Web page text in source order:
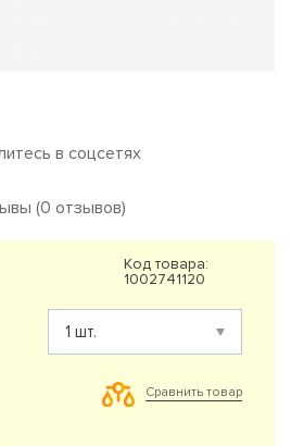
в соцсетях
(0 отзывов)
Код товара:
1002741120
Сравнить товар